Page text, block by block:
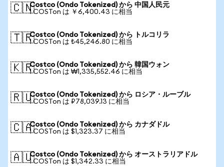
🇨🇳Costco (Ondo Tokenized) から 中国人民元
1 COSTon は ￥6,400.43 に相当
🇹🇷Costco (Ondo Tokenized) から トルコリラ
1 COSTon は ₺45,246.80 に相当
🇰🇷Costco (Ondo Tokenized) から 韓国ウォン
1 COSTon は ₩1,335,552.46 に相当
🇷🇺Costco (Ondo Tokenized) から ロシア・ルーブル
1 COSTon は ₽78,039.13 に相当
🇨🇦Costco (Ondo Tokenized) から カナダドル
1 COSTon は $1,323.37 に相当
🇦🇺Costco (Ondo Tokenized) から オーストラリアドル
1 COSTon は $1,342.33 に相当